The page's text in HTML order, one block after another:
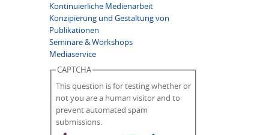
Kontinuierliche Medienarbeit
Konzipierung und Gestaltung von
Publikationen
Seminare & Workshops
Mediaservice
CAPTCHA
This question is for testing whether or
not you are a human visitor and to
prevent automated spam
submissions.